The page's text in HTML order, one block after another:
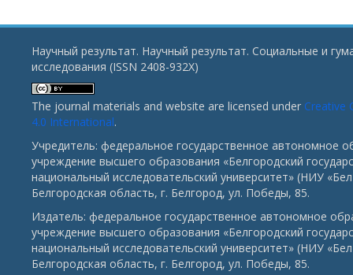
Научный результат. Научный результат. Социальные и
исследования (ISSN 2408-932X)
The journal materials and website are licensed under Creative
4.0 International.
Учредитель: федеральное государственное автономное
учреждение высшего образования «Белгородский
национальный исследовательский университет» (НИУ
Белгородская область, г. Белгород, ул. Победы, 85.
Издатель: федеральное государственное автономное
учреждение высшего образования «Белгородский
национальный исследовательский университет» (НИУ
Белгородская область, г. Белгород, ул. Победы, 85.